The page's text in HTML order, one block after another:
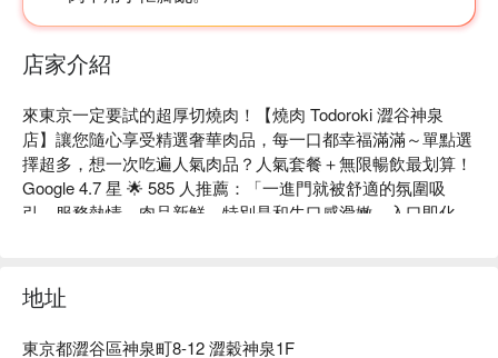
店家介紹
來東京一定要試的超厚切燒肉！【燒肉 Todoroki 澀谷神泉
店】讓您隨心享受精選奢華肉品，每一口都幸福滿滿～單點選
擇超多，想一次吃遍人氣肉品？人氣套餐＋無限暢飲最划算！
Google 4.7 星 🌟 585 人推薦：「一進門就被舒適的氛圍吸
引，服務熱情，肉品新鮮，特別是和牛口感滑嫩，入口即化，
很適合～推薦使用 FunNow 先行訂位，感受更完整的美食體
驗！
地址
東京都澀谷區神泉町8-12 澀穀神泉1F